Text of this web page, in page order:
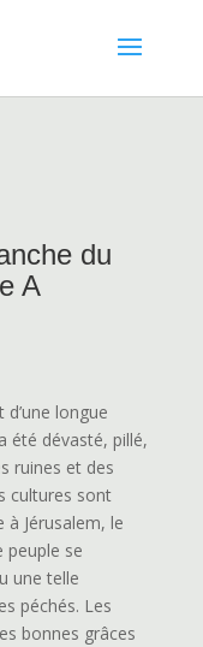
du
A
d’une longue
été dévasté, pillé,
ruines et des
cultures sont
Jérusalem, le
se
une telle
péchés. Les
bonnes grâces